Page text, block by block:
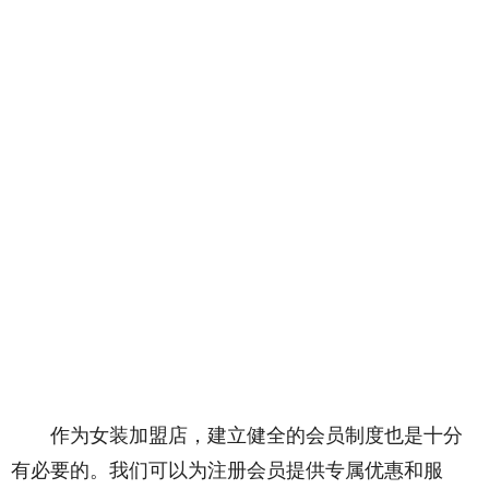
作为女装加盟店，建立健全的会员制度也是十分
有必要的。我们可以为注册会员提供专属优惠和服